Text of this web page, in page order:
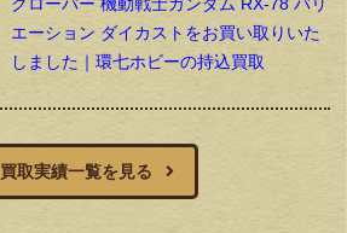
エーション ダイカストをお買い取りいた
しました｜環七ホビーの持込買取
買取実績一覧を見る